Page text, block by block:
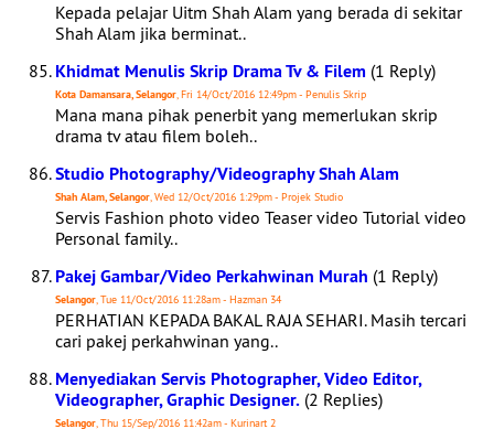
Kepada pelajar Uitm Shah Alam yang berada di sekitar
Shah Alam jika berminat..
Khidmat Menulis Skrip Drama Tv & Filem (1 Reply)
Kota Damansara, Selangor, Fri 14/Oct/2016 12:49pm - Penulis Skrip
Mana mana pihak penerbit yang memerlukan skrip
drama tv atau filem boleh..
Studio Photography/Videography Shah Alam
Shah Alam, Selangor, Wed 12/Oct/2016 1:29pm - Projek Studio
Servis Fashion photo video Teaser video Tutorial video
Personal family..
Pakej Gambar/Video Perkahwinan Murah (1 Reply)
Selangor, Tue 11/Oct/2016 11:28am - Hazman 34
PERHATIAN KEPADA BAKAL RAJA SEHARI. Masih tercari
cari pakej perkahwinan yang..
Menyediakan Servis Photographer, Video Editor,
Videographer, Graphic Designer. (2 Replies)
Selangor, Thu 15/Sep/2016 11:42am - Kurinart 2